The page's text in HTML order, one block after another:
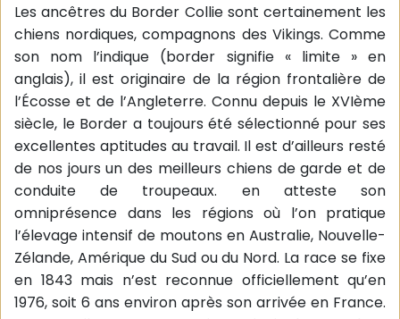
Les ancêtres du Border Collie sont certainement les
chiens nordiques, compagnons des Vikings. Comme
son nom l’indique (border signifie « limite » en
anglais), il est originaire de la région frontalière de
l’Écosse et de l’Angleterre. Connu depuis le XVIème
siècle, le Border a toujours été sélectionné pour ses
excellentes aptitudes au travail. Il est d’ailleurs resté
de nos jours un des meilleurs chiens de garde et de
conduite de troupeaux. en atteste son
omniprésence dans les régions où l’on pratique
l’élevage intensif de moutons en Australie, Nouvelle-
Zélande, Amérique du Sud ou du Nord. La race se fixe
en 1843 mais n’est reconnue officiellement qu’en
1976, soit 6 ans environ après son arrivée en France.